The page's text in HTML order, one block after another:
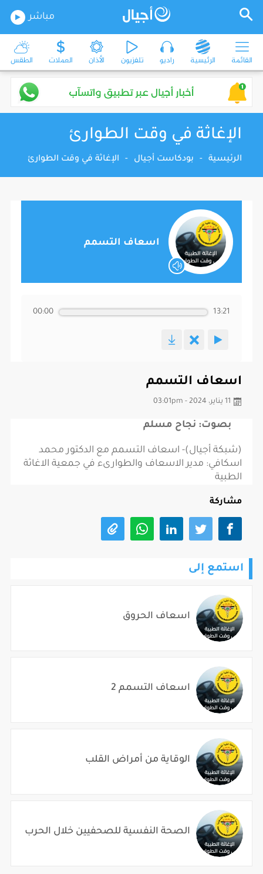
مباشر
القائمة الرئيسية راديو تلفزيون الأذان العملات الطقس
الإغاثة في وقت الطوارئ
الرئيسية - بودكاست أجيال - الإغاثة في وقت الطوارئ
اسعاف التسمم
00:00 13:21
اسعاف التسمم
11 يناير، 2024 - 03:01pm
بصوت: نجاح مسلم
(شبكة أجيال)- اسعاف التسمم مع الدكتور محمد
اسكافي: مدير الاسعاف والطوارىء في جمعية الاغاثة
الطبية
مشاركة
استمع إلى
اسعاف الحروق
اسعاف التسمم 2
الوقاية من أمراض القلب
الصحة النفسية للصحفيين خلال الحرب